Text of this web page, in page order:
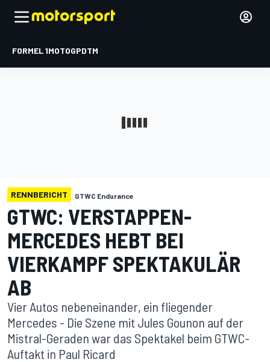
FORMEL 1MOTOGPDTM
RENNBERICHT GTWC Endurance
GTWC: VERSTAPPEN-
MERCEDES HEBT BEI
VIERKAMPF SPEKTAKULÄR
AB
Vier Autos nebeneinander, ein fliegender
Mercedes - Die Szene mit Jules Gounon auf der
Mistral-Geraden war das Spektakel beim GTWC-
Auftakt in Paul Ricard